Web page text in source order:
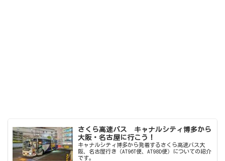
さくら高速バス キャナルシティ博多から
大阪・名古屋に行こう！
キャナルシティ博多から発着するさくら高速バス大
阪、名古屋行き（AT96T便、AT98D便）についての紹介
です。